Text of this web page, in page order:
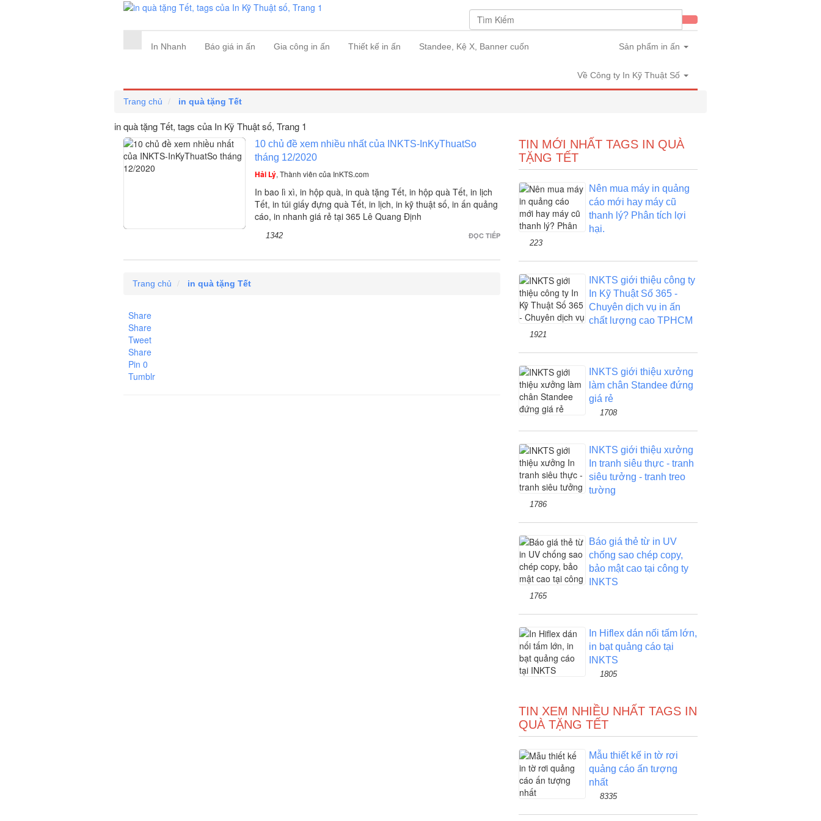
In Nhanh Báo giá in ấn Gia công in ấn Thiết kế in ấn Standee, Kệ X, Banner cuốn Sản phẩm in ấn
Về Công ty In Kỹ Thuật Số
Trang chủ in quà tặng Tết
in quà tặng Tết, tags của In Kỹ Thuật số, Trang 1
10 chủ đề xem nhiều nhất của INKTS-InKyThuatSo
tháng 12/2020
Hải Lý, Thành viên của InKTS.com
In bao lì xì, in hộp quà, in quà tặng Tết, in hộp quà Tết, in lịch
Tết, in túi giấy đựng quà Tết, in lịch, in kỹ thuật số, in ấn quảng
cáo, in nhanh giá rẻ tại 365 Lê Quang Định
ĐỌC TIẾP
1342
Trang chủ in quà tặng Tết
Share
Share
Tweet
Share
Pin 0
Tumblr
TIN MỚI NHẤT TAGS IN QUÀ
TẶNG TẾT
Nên mua máy in quảng
cáo mới hay máy cũ
thanh lý? Phân tích lợi
hại.
223
INKTS giới thiệu công ty
In Kỹ Thuật Số 365 -
Chuyên dịch vụ in ấn
chất lượng cao TPHCM
1921
INKTS giới thiệu xưởng
làm chân Standee đứng
giá rẻ
1708
INKTS giới thiệu xưởng
In tranh siêu thực - tranh
siêu tưởng - tranh treo
tường
1786
Báo giá thẻ từ in UV
chống sao chép copy,
bảo mật cao tại công ty
INKTS
1765
In Hiflex dán nối tấm lớn,
in bạt quảng cáo tại
INKTS
1805
TIN XEM NHIỀU NHẤT TAGS IN
QUÀ TẶNG TẾT
Mẫu thiết kế in tờ rơi
quảng cáo ấn tượng
nhất
8335